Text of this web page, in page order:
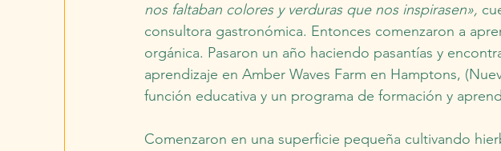
nos faltaban colores y verduras que nos inspirasen»,
consultora gastronómica. Entonces comenzaron a
orgánica. Pasaron un año haciendo pasantías y
aprendizaje en Amber Waves Farm en Hamptons,
función educativa y un programa de formación y
Comenzaron en una superficie pequeña cultivando